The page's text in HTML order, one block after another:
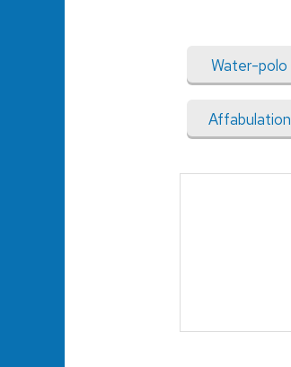
Water-polo
Affabulation